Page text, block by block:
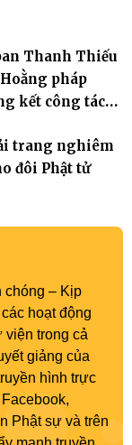
Thanh Thiếu
pháp
kết công tác
trang nghiêm
đôi Phật tử
chóng – Kịp
hoạt động
viện trong cả
giảng của
hình trực
Phật sự và trên